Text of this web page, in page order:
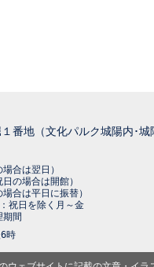
番地（文化パルク城陽内･
合は翌日）
の場合は開館）
合は平日に振替）
除く月～金
期間
時